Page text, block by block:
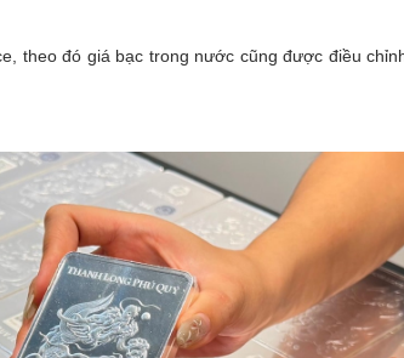
theo đó giá bạc trong nước cũng được điều